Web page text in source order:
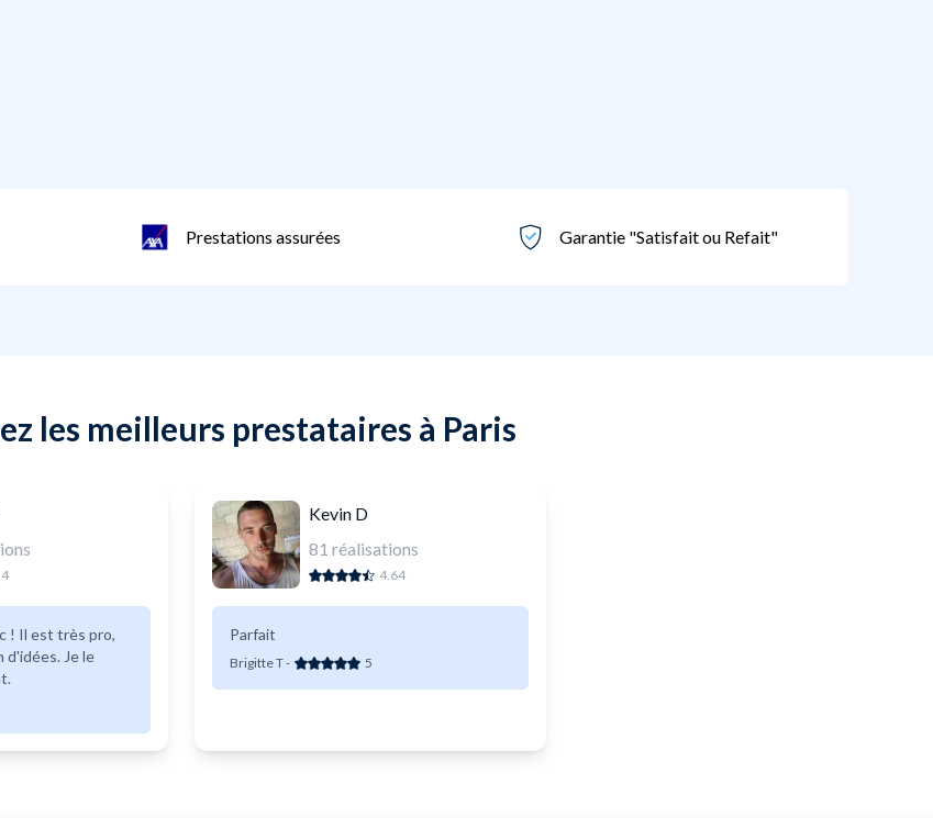
Prestations assurées Garantie "Satisfait ou Refait"
les meilleurs prestataires à Paris
4
! Il est très pro,
d'idées. Je le
Kevin D
81 réalisations
4.64
Parfait
Brigitte T- 5